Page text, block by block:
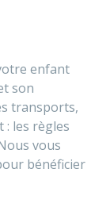
enfant
son
transports,
les règles
vous
bénéficier